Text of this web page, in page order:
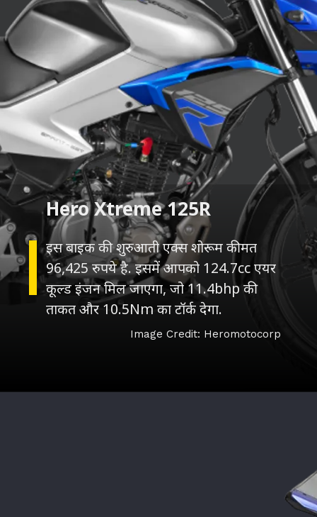
इस बाइक की शुरुआती एक्स शोरूम कीमत
96,425 रुपये है. इसमें आपको 124.7cc एयर
कूल्ड इंजन मिल जाएगा, जो 11.4bhp की
ताकत और 10.5Nm का टॉर्क देगा.
Image Credit: Heromotocorp